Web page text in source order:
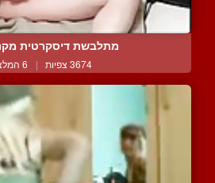
מתלבשת דיסקרטית
3674 צפיות | 6 המלצות